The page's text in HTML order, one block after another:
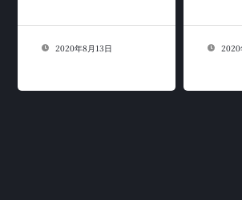
2020年8月13日 2020